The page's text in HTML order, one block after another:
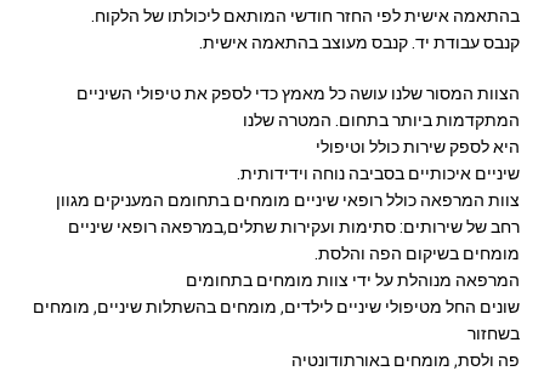
בהתאמה אישית לפי החזר חודשי המותאם ליכולתו של הלקוח.
קנבס עבודת יד. קנבס מעוצב בהתאמה אישית.
הצוות המסור שלנו עושה כל מאמץ כדי לספק את טיפולי השיניים
המתקדמות ביותר בתחום. המטרה שלנו
היא לספק שירות כולל וטיפולי
שיניים איכותיים בסביבה נוחה וידידותית.
צוות המרפאה כולל רופאי שיניים מומחים בתחומם המעניקים מגוון
רחב של שירותים: סתימות ועקירות שתלים,במרפאה רופאי שיניים
מומחים בשיקום הפה והלסת.
המרפאה מנוהלת על ידי צוות מומחים בתחומים
שונים החל מטיפולי שיניים לילדים, מומחים בהשתלות שיניים, מומחים
בשחזור
פה ולסת, מומחים באורתודונטיה